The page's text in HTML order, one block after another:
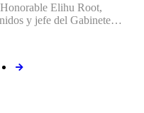
Elihu Root,
y jefe del Gabinete…